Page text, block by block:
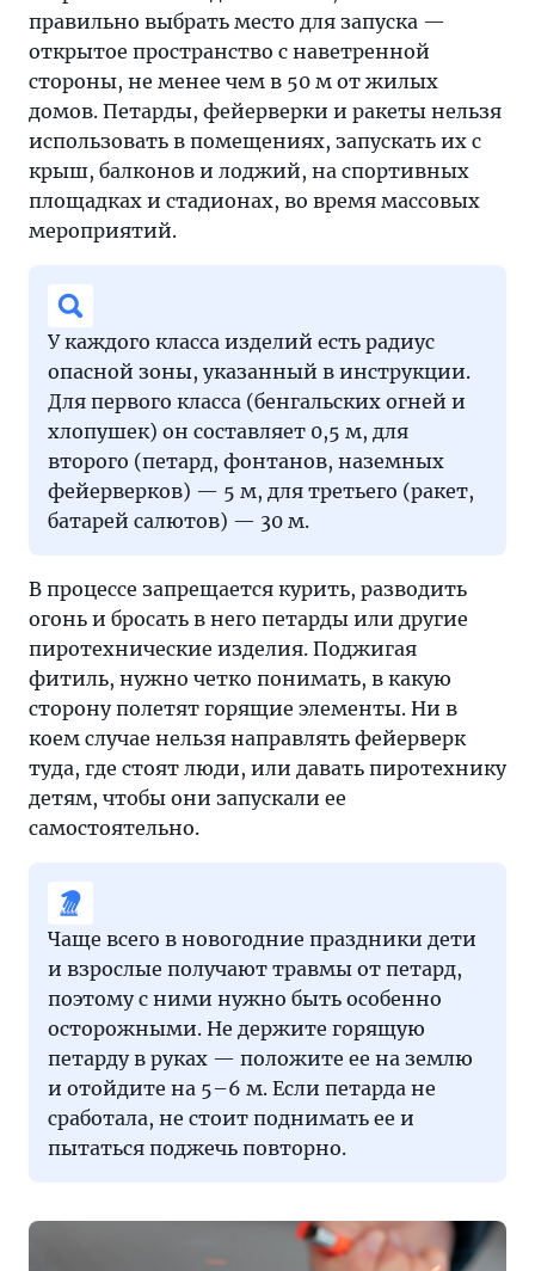
правильно выбрать место для запуска —
открытое пространство с наветренной
стороны, не менее чем в 50 м от жилых
домов. Петарды, фейерверки и ракеты нельзя
использовать в помещениях, запускать их с
крыш, балконов и лоджий, на спортивных
площадках и стадионах, во время массовых
мероприятий.
У каждого класса изделий есть радиус
опасной зоны, указанный в инструкции.
Для первого класса (бенгальских огней и
хлопушек) он составляет 0,5 м, для
второго (петард, фонтанов, наземных
фейерверков) — 5 м, для третьего (ракет,
батарей салютов) — 30 м.
В процессе запрещается курить, разводить
огонь и бросать в него петарды или другие
пиротехнические изделия. Поджигая
фитиль, нужно четко понимать, в какую
сторону полетят горящие элементы. Ни в
коем случае нельзя направлять фейерверк
туда, где стоят люди, или давать пиротехнику
детям, чтобы они запускали ее
самостоятельно.
Чаще всего в новогодние праздники дети
и взрослые получают травмы от петард,
поэтому с ними нужно быть особенно
осторожными. Не держите горящую
петарду в руках — положите ее на землю
и отойдите на 5–6 м. Если петарда не
сработала, не стоит поднимать ее и
пытаться поджечь повторно.